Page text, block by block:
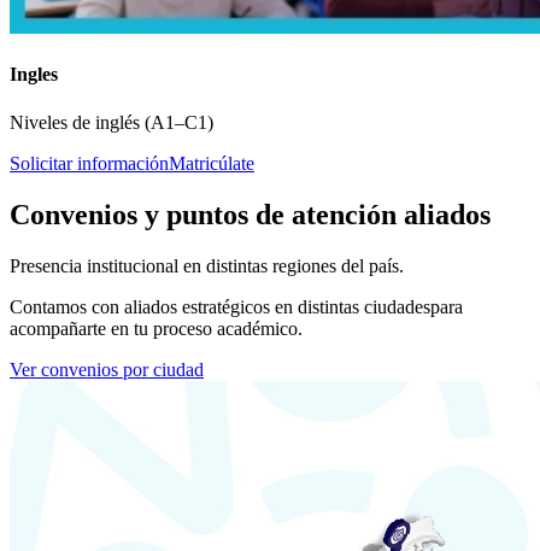
Ingles
Niveles de inglés (A1–C1)
Solicitar informaciónMatricúlate
Convenios y puntos de atención aliados
Presencia institucional en distintas regiones del país.
Contamos con aliados estratégicos en distintas ciudadespara
acompañarte en tu proceso académico.
Ver convenios por ciudad